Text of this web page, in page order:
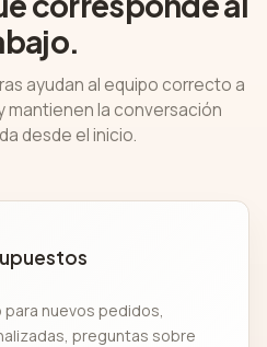
ayudan al equipo correcto a
mantienen la conversación
desde el inicio.
nuevos pedidos,
preguntas sobre